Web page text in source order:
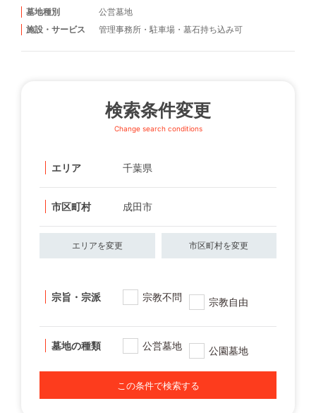
墓地種別
公営墓地
施設・サービス
管理事務所 ・ 駐車場 ・ 墓石持ち込み可
検索条件変更
Change search conditions
エリア 千葉県
市区町村 成田市
エリアを変更 市区町村を変更
宗旨・宗派 宗教不問 宗教自由
墓地の種類 公営墓地 公園墓地
この条件で検索する